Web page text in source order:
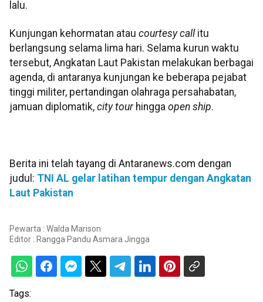
lalu.
Kunjungan kehormatan atau courtesy callitu
berlangsung selama lima hari. Selama kurun waktu
tersebut, Angkatan Laut Pakistan melakukan berbagai
agenda, di antaranya kunjungan ke beberapa pejabat
tinggi militer, pertandingan olahraga persahabatan,
jamuan diplomatik, city tourhingga open ship.
Berita ini telah tayang di Antaranews.com dengan
judul: TNI AL gelar latihan tempur dengan Angkatan
Laut Pakistan
Pewarta : Walda Marison
Editor : Rangga Pandu Asmara Jingga
Tags: